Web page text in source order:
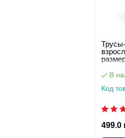
В
Код
499.0